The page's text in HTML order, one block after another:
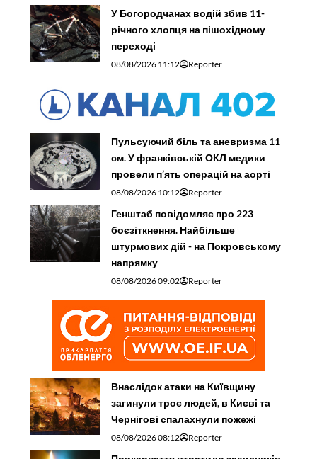
У Богородчанах водій збив 11-
річного хлопця на пішохідному
переході
08/08/2026 11:12 Reporter
Пульсуючий біль та аневризма 11
см. У франківській ОКЛ медики
провели п’ять операцій на аорті
08/08/2026 10:12 Reporter
Генштаб повідомляє про 223
боєзіткнення. Найбільше
штурмових дій - на Покровському
напрямку
08/08/2026 09:02 Reporter
Внаслідок атаки на Київщину
загинули троє людей, в Києві та
Чернігові спалахнули пожежі
08/08/2026 08:12 Reporter